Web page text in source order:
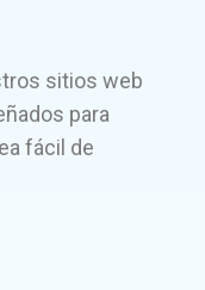
sitios web
para
fácil de